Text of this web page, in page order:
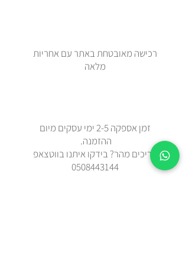
רכישה מאובטחת באתר עם אחריות
מלאה
זמן אספקה 2-5 ימי עסקים מיום
ההזמנה.
צריכים מהר? בידקו איתנו בווטצאפ
0508443144